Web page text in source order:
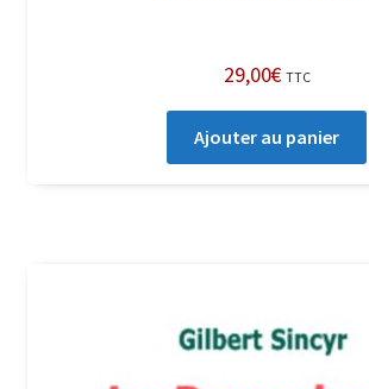
29,00€ TTC
Ajouter au panier